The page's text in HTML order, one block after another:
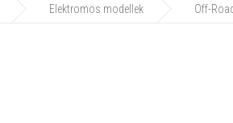
Elektromos modellek Off-